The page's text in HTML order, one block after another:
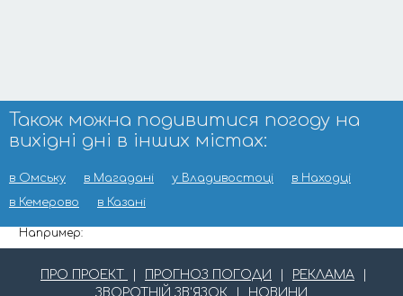
Також можна подивитися погоду на
вихідні дні в інших містах:
в Омську в Магадані у Владивостоці
в Находці
в Кемерово
в Казані
Например:
ПРО ПРОЕКТ ПРОГНОЗ ПОГОДИ РЕКЛАМА
ЗВОРОТНІЙ ЗВ'ЯЗОК
НОВИНИ